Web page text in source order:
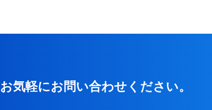
気軽にお問い合わせください。